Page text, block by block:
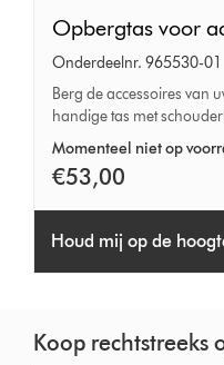
Opbergtas
voor
accessoires
Opbergtas voor
Onderdeelnr. 965530-01
Berg de accessoires van
handige tas met
Momenteel niet op
€53,00
Houd mij op de
Koop rechtstreeks